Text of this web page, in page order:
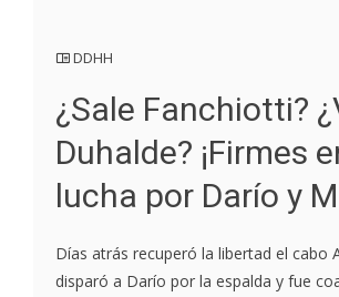
DDHH
¿Sale Fanchiotti?
Duhalde? ¡Firmes
lucha por Darío y
Días atrás recuperó la libertad el cabo
disparó a Darío por la espalda y fue